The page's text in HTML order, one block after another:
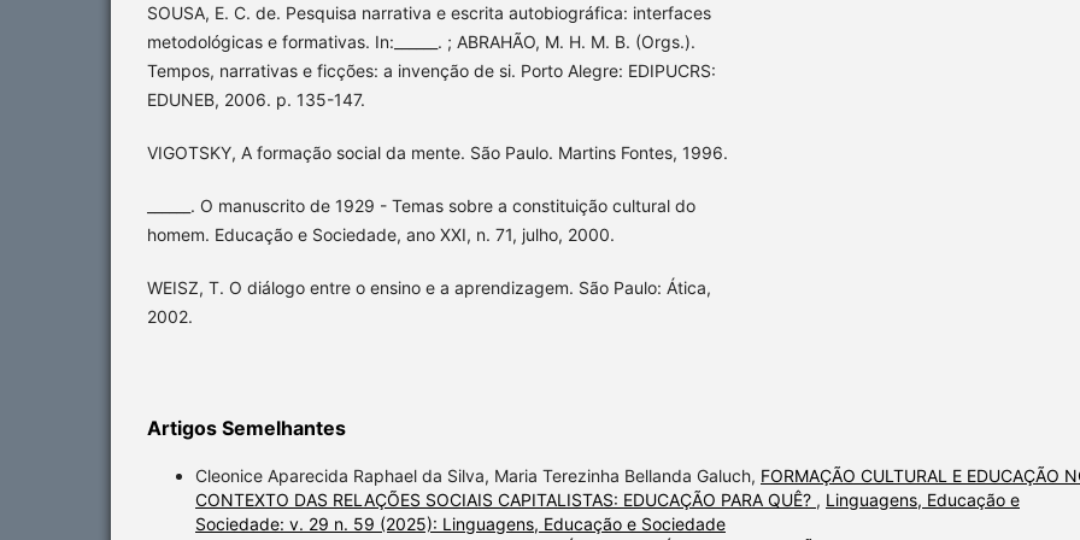
SOUSA, E. C. de. Pesquisa narrativa e escrita autobiográfica: interfaces
metodológicas e formativas. In:______. ; ABRAHÃO, M. H. M. B. (Orgs.).
Tempos, narrativas e ficções: a invenção de si. Porto Alegre: EDIPUCRS:
EDUNEB, 2006. p. 135-147.
VIGOTSKY, A formação social da mente. São Paulo. Martins Fontes, 1996.
______. O manuscrito de 1929 - Temas sobre a constituição cultural do
homem. Educação e Sociedade, ano XXI, n. 71, julho, 2000.
WEISZ, T. O diálogo entre o ensino e a aprendizagem. São Paulo: Ática,
2002.
Artigos Semelhantes
Cleonice Aparecida Raphael da Silva, Maria Terezinha Bellanda Galuch, FORMAÇÃO CULTURAL E EDUCAÇÃO
CONTEXTO DAS RELAÇÕES SOCIAIS CAPITALISTAS: EDUCAÇÃO PARA QUÊ? , Linguagens, Educação e
Sociedade: v. 29 n. 59 (2025): Linguagens, Educação e Sociedade